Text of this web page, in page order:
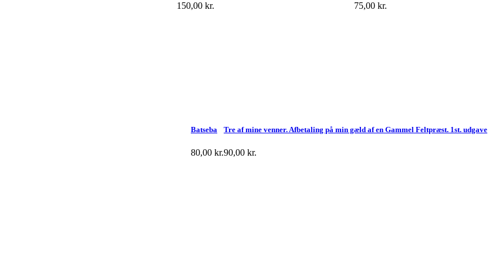
75,00 kr.
150,00 kr.
Tre af mine venner. Afbetaling på min gæld af en Gammel Feltpræst. 1st. udgave
90,00 kr.
Batseba
80,00 kr.